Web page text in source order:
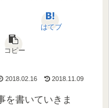
はてブ
コピー
2018.02.16 2018.11.09
を書いていきま